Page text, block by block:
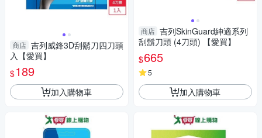
商店 吉列威鋒3D刮鬍刀四刀頭
入【愛買】
$189
加入購物車
商店 吉列SkinGuard紳適系列
刮鬍刀頭 (4刀頭) 【愛買】
$665
5
加入購物車